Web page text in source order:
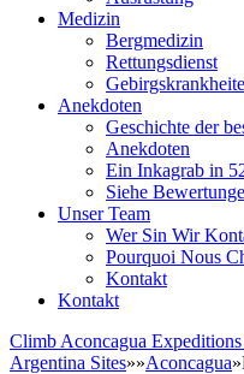
Medizin
Bergmedizin
Rettungsdienst
Anekdoten
Geschichte der
Anekdoten
Ein Inkagrab in
Siehe
Unser Team
Wer Sin Wir
Pourquoi Nous
Kontakt
Kontakt
Climb Aconcagua
Argentina Sites»»Aconcagua»